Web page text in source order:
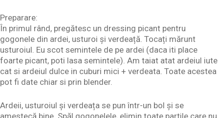
Preparare:
În primul rând, pregătesc un dressing picant pentru
gogonele din ardei, usturoi și verdeață. Tocați mărunt
usturoiul. Eu scot semintele de pe ardei (daca iti place
foarte picant, poti lasa semintele). Am taiat atat ardeiul iute
cat si ardeiul dulce in cuburi mici + verdeata. Toate acestea
pot fi date chiar si prin blender.
Ardeii, usturoiul și verdeața se pun într-un bol și se
amestecă bine. Spăl gogonelele, elimin toate partile care nu